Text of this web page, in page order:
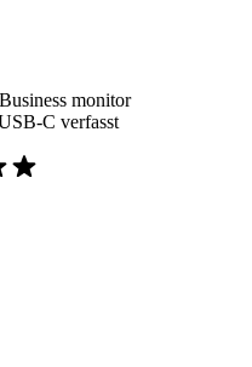
monitor
C verfasst